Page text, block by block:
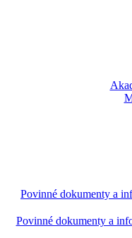
Povinné dokumenty a
Povinné dokumenty a